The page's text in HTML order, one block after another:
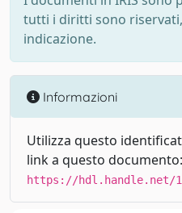
tutti i diritti sono
indicazione.
Informazioni
Utilizza questo
link a questo documento:
https://hdl.handle.net/